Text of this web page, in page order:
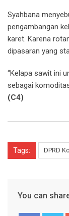
Syahbana
pengambangan
karet. Karena
dipasaran yang
“Kelapa sawit ini
sebagai
(C4)
Tags: DPRD
You can